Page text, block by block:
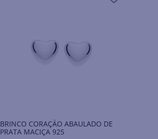
BRINCO CORAÇÃO ABAULADO DE
PRATA MACIÇA 925